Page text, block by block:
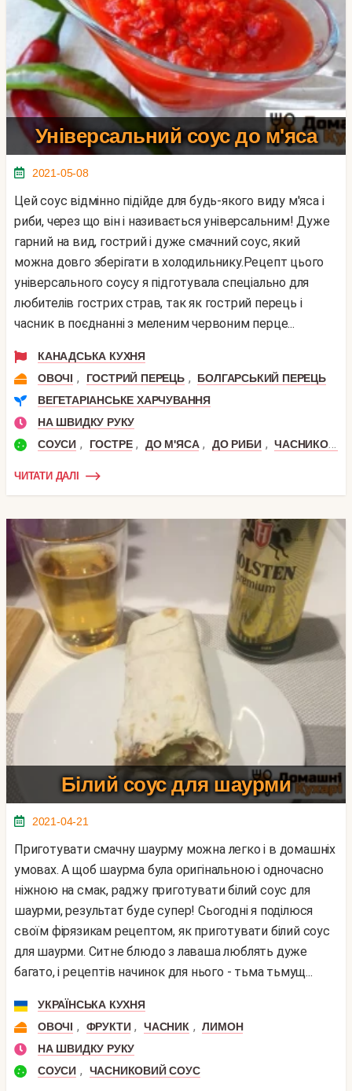
Універсальний соус до м'яса
2021-05-08
Цей соус відмінно підійде для будь-якого виду м'яса і
риби, через що він і називається універсальним! Дуже
гарний на вид, гострий і дуже смачний соус, який
можна довго зберігати в холодильнику.Рецепт цього
універсального соусу я підготувала спеціально для
любителів гострих страв, так як гострий перець і
часник в поєднанні з меленим червоним перце...
КАНАДСЬКА КУХНЯ
ОВОЧІ , ГОСТРИЙ ПЕРЕЦЬ ,
БОЛГАРСЬКИЙ ПЕРЕЦЬ
ВЕГЕТАРІАНСЬКЕ ХАРЧУВАННЯ
НА ШВИДКУ РУКУ
СОУСИ , ГОСТРЕ , ДО М'ЯСА , ДО РИБИ , ЧАСНИКОВИЙ СОУС
ЧИТАТИ ДАЛІ
Білий соус для шаурми
2021-04-21
Приготувати смачну шаурму можна легко і в домашніх
умовах. А щоб шаурма була оригінальною і одночасно
ніжною на смак, раджу приготувати білий соус для
шаурми, результат буде супер! Сьогодні я поділюся
своїм фірязикам рецептом, як приготувати білий соус
для шаурми. Ситне блюдо з лаваша люблять дуже
багато, і рецептів начинок для нього - тьма тьмущ...
УКРАЇНСЬКА КУХНЯ
ОВОЧІ , ФРУКТИ , ЧАСНИК , ЛИМОН
НА ШВИДКУ РУКУ
СОУСИ , ЧАСНИКОВИЙ СОУС